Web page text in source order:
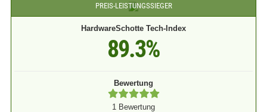
PREIS-LEISTUNGSSIEGER
HardwareSchotte Tech-Index
89.3%
Bewertung
1 Bewertung